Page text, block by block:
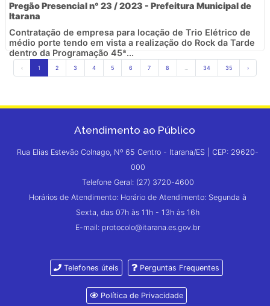
Pregão Presencial n° 23 / 2023 - Prefeitura Municipal de
Itarana
Contratação de empresa para locação de Trio Elétrico de
médio porte tendo em vista a realização do Rock da Tarde
dentro da Programação 45ª...
‹ 1 2 3 4 5 6 7 8 34 35 ›
Atendimento ao Público
Rua Elias Estevão Colnago, Nº 65 Centro - Itarana/ES | CEP: 29620-
000
Telefone Geral: (27) 3720-4600
Horários de Atendimento: Horário de Atendimento: Segunda à
Sexta, das 07h às 11h - 13h às 16h
E-mail: protocolo@itarana.es.gov.br
Telefones úteis Perguntas Frequentes
Política de Privacidade